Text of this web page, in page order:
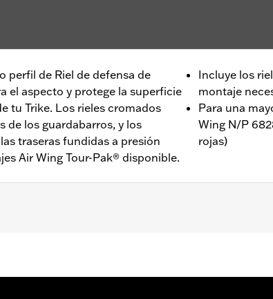
perfil de Riel de defensa de
el aspecto y protege la superficie
tu Trike. Los rieles cromados
de los guardabarros, y los
traseras fundidas a presión
Air Wing Tour-Pak® disponible.
Incluye los
montaje
Para una
Wing N/P
rojas)